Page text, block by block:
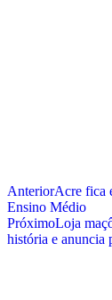
AnteriorAcre fica
Ensino Médio
PróximoLoja
história e anuncia